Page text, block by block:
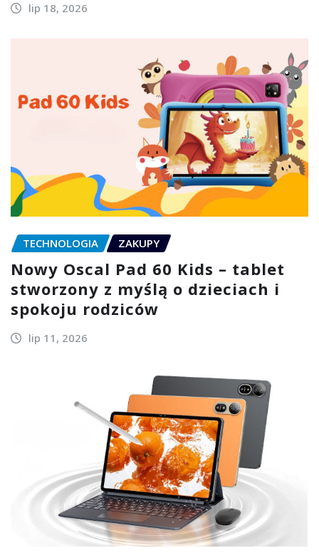
lip 18, 2026
TECHNOLOGIA ZAKUPY
Nowy Oscal Pad 60 Kids – tablet
stworzony z myślą o dzieciach i
spokoju rodziców
lip 11, 2026